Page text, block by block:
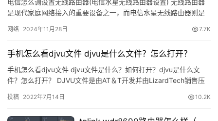
见
题
路
由
密
电信怎么调设置无线路由器(电信水星无线路由器设置) 无线路由器
是现代家庭网络接入的重要设备之一，而电信水星无线路由器则是
如…
网络 2024年11月28日 7.7K
手机怎么看djvu文件 djvu是什么文件？怎么打开？
手机怎么看djvu文件 djvu文件是什么？如何打开？djvu是什么文
件？怎么打开？ DJVU文件是由AT＆T开发并由LizardTech销售压
投稿 2022年7月14日 10.2K